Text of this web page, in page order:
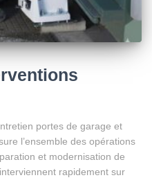
portes de garage et
l’ensemble des opérations
et modernisation de
rapidement sur